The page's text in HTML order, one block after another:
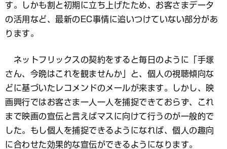
す。しかも割と初期に立ち上げたため、お客さまデータ
の活用など、最新のEC事情に追いつけていない部分があ
ります。
ネットフリックスの契約をすると毎日のように「手塚
さん、今晩はこれを観ませんか」と、個人の視聴傾向な
どに基づいたレコメンドのメールが来ます。しかし、映
画興行ではお客さま一人一人を捕捉できておらず、これ
まで映画の宣伝と言えばマスに向けて行うのが一般的で
した。もし個人を捕捉できるようになれば、個人の趣向
に合わせた効果的な宣伝ができるようになります。